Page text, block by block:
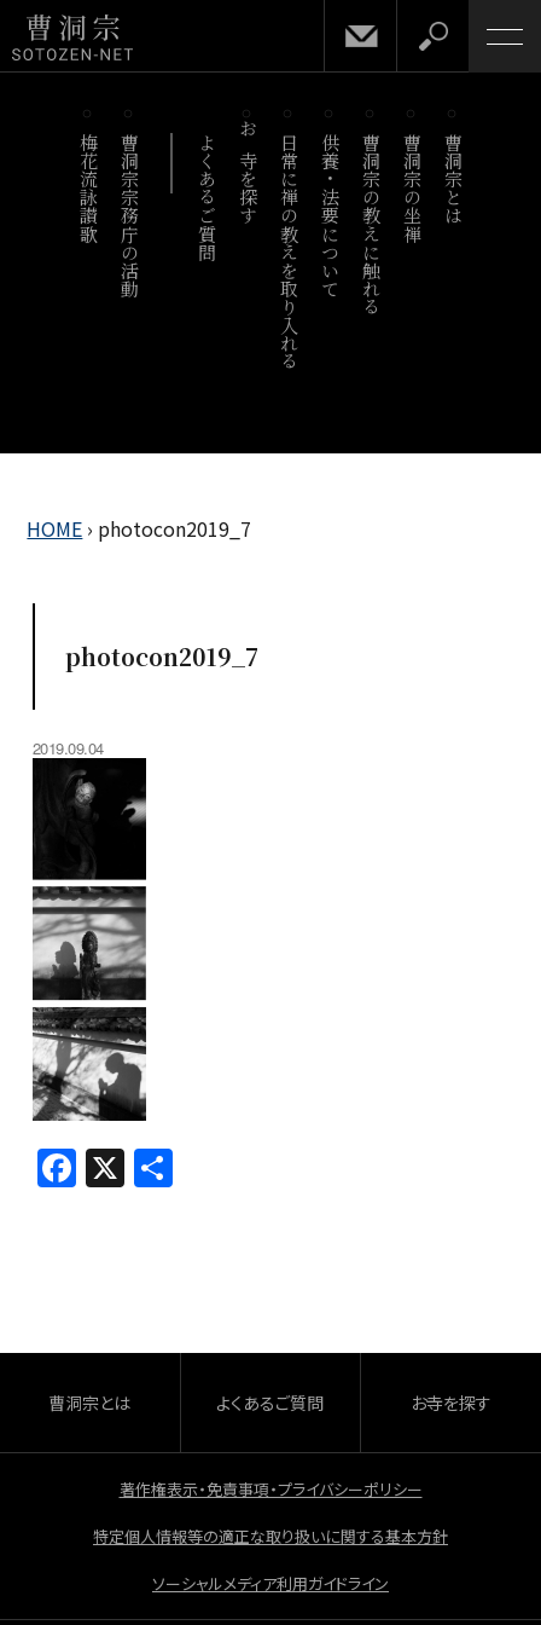
梅花流詠讃歌 曹洞宗宗務庁の活動 よくあるご質問 お寺を探す 日常に禅の教えを取り入れる供養・法要について曹洞宗の教えに触れる 曹洞宗の坐禅 曹洞宗とは
HOME › photocon2019_7
photocon2019_7
2019.09.04
F
a
o
o
k
X 共
曹洞宗とは よくあるご質問 お寺を探す
著作権表示・免責事項・プライバシーポリシー
特定個人情報等の適正な取り扱いに関する基本方針
ソーシャルメディア利用ガイドライン